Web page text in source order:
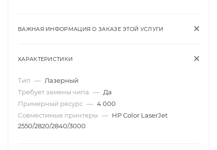
ВАЖНАЯ ИНФОРМАЦИЯ О ЗАКАЗЕ ЭТОЙ УСЛУГИ
ХАРАКТЕРИСТИКИ
Тип — Лазерный
Требует замены чипа — Да
Примерный ресурс — 4 000
Совместимые принтеры — HP Color LaserJet
2550/2820/2840/3000